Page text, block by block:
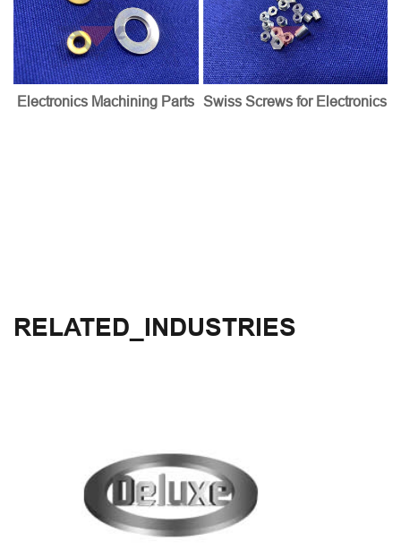
Electronics Machining Parts Swiss Screws for Electronics
RELATED_INDUSTRIES